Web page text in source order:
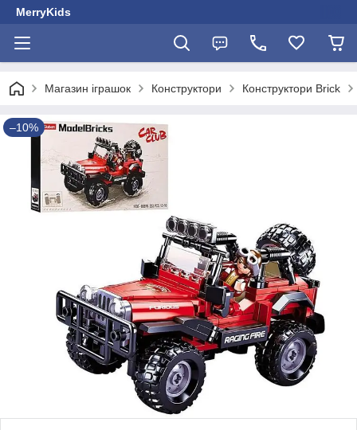
MerryKids
Магазин іграшок Конструктори Конструктори Brick
–10%